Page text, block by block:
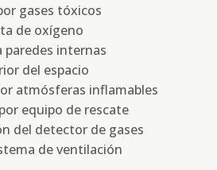
gases tóxicos
de oxígeno
paredes internas
del espacio
atmósferas inflamables
equipo de rescate
del detector de gases
de ventilación